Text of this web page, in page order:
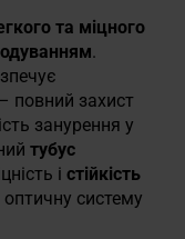
та міцного
.
– повний захист
занурення у
тубус
і стійкість
систему